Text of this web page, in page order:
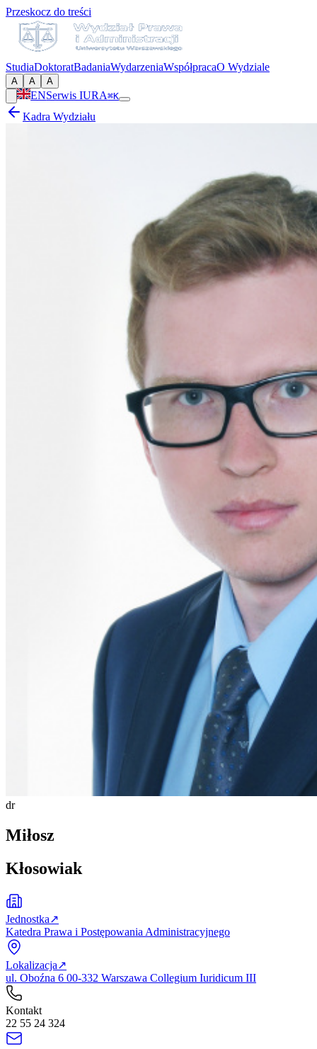
Przeskocz do treści
StudiaDoktoratBadaniaWydarzeniaWspółpracaO Wydziale
A A A
ENSerwis IURA⌘K
Kadra Wydziału
dr
Miłosz
Kłosowiak
Jednostka↗
Katedra Prawa i Postępowania Administracyjnego
Lokalizacja↗
ul. Oboźna 6 00-332 Warszawa Collegium Iuridicum III
Kontakt
22 55 24 324